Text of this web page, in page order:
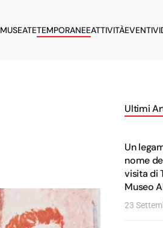
MUSEATETEMPORANEEATTIVITÀEVENTI
Ultimi
Un
nome
visita di
Museo
23